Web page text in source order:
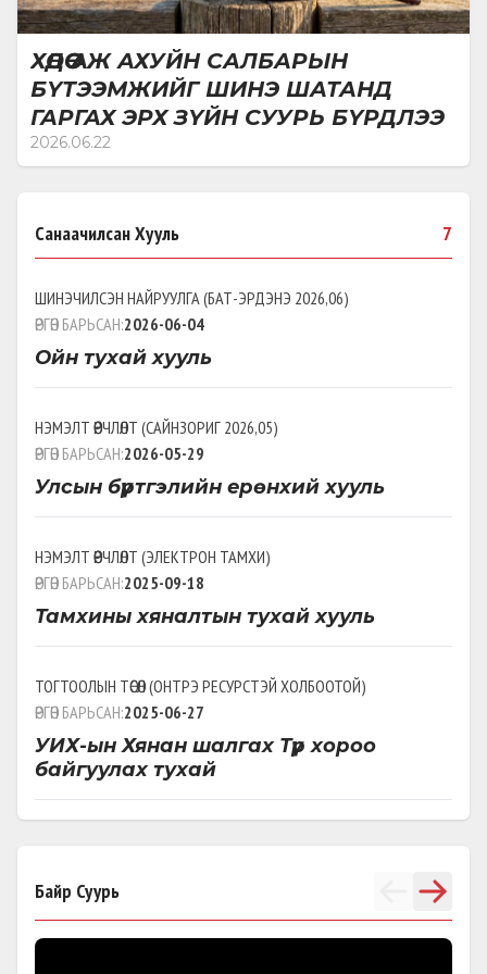
ХӨДӨӨ АЖ АХУЙН САЛБАРЫН
БҮТЭЭМЖИЙГ ШИНЭ ШАТАНД
ГАРГАХ ЭРХ ЗҮЙН СУУРЬ БҮРДЛЭЭ
2026.06.22
Санаачилсан Хууль 7
ШИНЭЧИЛСЭН НАЙРУУЛГА (БАТ-ЭРДЭНЭ 2026,06)
ӨРГӨН БАРЬСАН:2026-06-04
Ойн тухай хууль
НЭМЭЛТ ӨӨРЧЛӨЛТ (САЙНЗОРИГ 2026,05)
ӨРГӨН БАРЬСАН:2026-05-29
Улсын бүртгэлийн ерөнхий хууль
НЭМЭЛТ ӨӨРЧЛӨЛТ (ЭЛЕКТРОН ТАМХИ)
ӨРГӨН БАРЬСАН:2025-09-18
Тамхины хяналтын тухай хууль
ТОГТООЛЫН ТӨСӨЛ(ОНТРЭ РЕСУРСТЭЙ ХОЛБООТОЙ)
ӨРГӨН БАРЬСАН:2025-06-27
УИХ-ын Хянан шалгах Түр хороо
байгуулах тухай
ӨРГӨН БАРЬСАН:
Монгол Улсын Их Хурлын тухай
Байр Суурь